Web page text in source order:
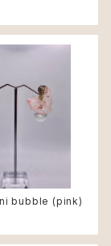
bubble (pink)